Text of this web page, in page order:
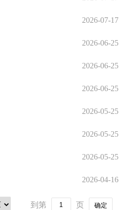
2026-07-17
2026-06-25
2026-06-25
2026-06-25
2026-05-25
2026-05-25
2026-05-25
2026-04-16
到第 页 确定